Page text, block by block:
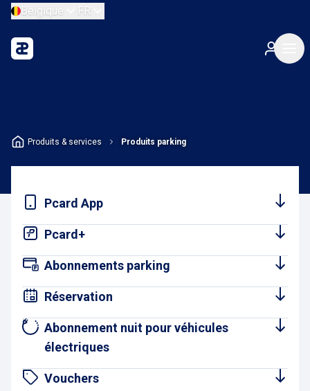
Belgique FR
Produits & services Produits parking
Pcard App
Pcard+
Abonnements parking
Réservation
Abonnement nuit pour véhicules
électriques
Vouchers